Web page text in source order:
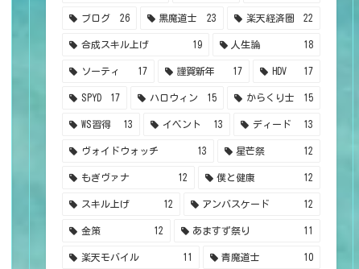
ブログ 26 黒魔道士 23 楽天経済圏 22
合成スキル上げ 19 人生論 18
ソーティ 17 謹賀新年 17 HDV 17
SPYD 17 ハロウィン 15 からくり士 15
WS習得 13 イベント 13 ディード 13
ヴォイドウォッチ 13 星芒祭 12
もぎヴァナ 12 僕と健康 12
スキル上げ 12 アンバスケード 12
金策 12 あますず祭り 11
楽天モバイル 11 青魔道士 10